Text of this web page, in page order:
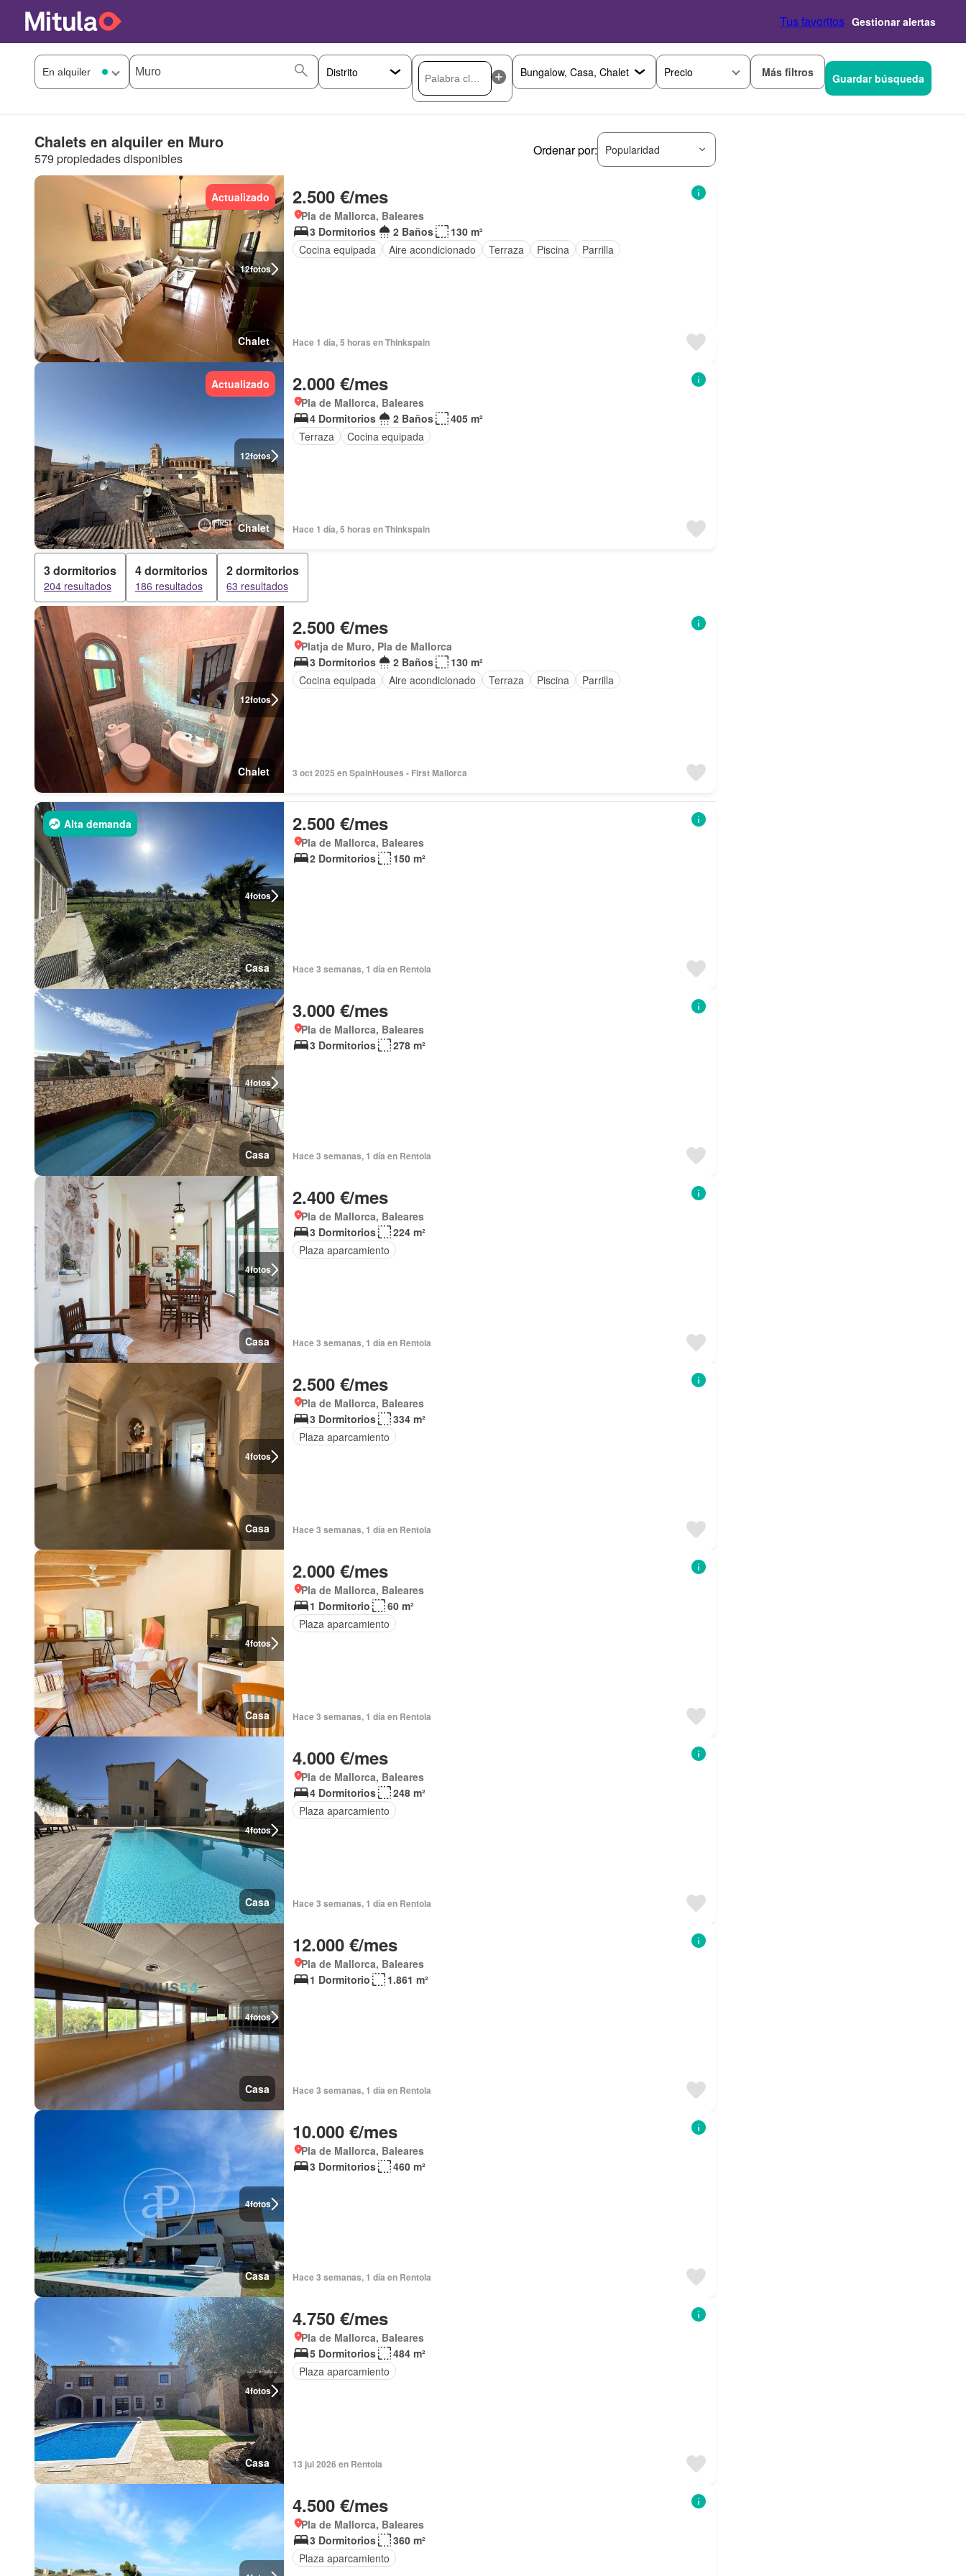
Tus favoritos Gestionar alertas
Precio Más filtros Guardar búsqueda
Chalets en alquiler en Muro
579 propiedades disponibles
Ordenar por: Popularidad
12fotos
Actualizado
Chalet
2.500 €/mes
Pla de Mallorca, Baleares
3 Dormitorios
2 Baños
130 m²
Cocina equipada
Aire acondicionado Terraza Piscina Parrilla
Hace 1 día, 5 horas en Thinkspain
12fotos
Actualizado
Chalet
2.000 €/mes
Pla de Mallorca, Baleares
4 Dormitorios
2 Baños
405 m²
Terraza
Cocina equipada
Hace 1 día, 5 horas en Thinkspain
3 dormitorios
204 resultados
4 dormitorios
186 resultados
2 dormitorios
63 resultados
12fotos
Chalet
2.500 €/mes
Platja de Muro, Pla de Mallorca
3 Dormitorios
2 Baños
130 m²
Cocina equipada
Aire acondicionado Terraza Piscina Parrilla
3 oct 2025 en SpainHouses - First Mallorca
4fotos
Alta demanda
Casa
2.500 €/mes
Pla de Mallorca, Baleares
2 Dormitorios
150 m²
Hace 3 semanas, 1 día en Rentola
4fotos
Casa
3.000 €/mes
Pla de Mallorca, Baleares
3 Dormitorios
278 m²
Hace 3 semanas, 1 día en Rentola
4fotos
Casa
2.400 €/mes
Pla de Mallorca, Baleares
3 Dormitorios
224 m²
Plaza aparcamiento
Hace 3 semanas, 1 día en Rentola
4fotos
Casa
2.500 €/mes
Pla de Mallorca, Baleares
3 Dormitorios
334 m²
Plaza aparcamiento
Hace 3 semanas, 1 día en Rentola
4fotos
Casa
2.000 €/mes
Pla de Mallorca, Baleares
1 Dormitorio
60 m²
Plaza aparcamiento
Hace 3 semanas, 1 día en Rentola
4fotos
Casa
4.000 €/mes
Pla de Mallorca, Baleares
4 Dormitorios
248 m²
Plaza aparcamiento
Hace 3 semanas, 1 día en Rentola
4fotos
Casa
12.000 €/mes
Pla de Mallorca, Baleares
1 Dormitorio
1.861 m²
Hace 3 semanas, 1 día en Rentola
4fotos
Casa
10.000 €/mes
Pla de Mallorca, Baleares
3 Dormitorios
460 m²
Hace 3 semanas, 1 día en Rentola
4fotos
Casa
4.750 €/mes
Pla de Mallorca, Baleares
5 Dormitorios
484 m²
Plaza aparcamiento
13 jul 2026 en Rentola
4.500 €/mes
Pla de Mallorca, Baleares
3 Dormitorios
360 m²
Plaza aparcamiento